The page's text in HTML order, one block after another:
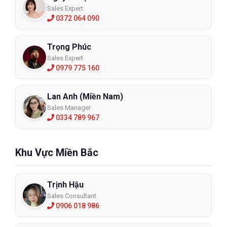
Sales Expert
0372 064 090
Trọng Phúc
Sales Expert
0979 775 160
Lan Anh (Miền Nam)
Sales Manager
0334 789 967
Khu Vực Miền Bắc
Trịnh Hậu
Sales Consultant
0906 018 986